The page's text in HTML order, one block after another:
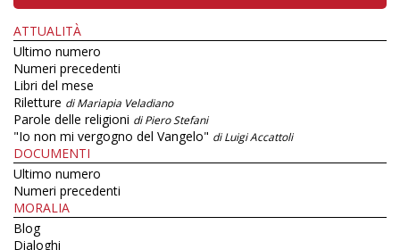
ATTUALITÀ
Ultimo numero
Numeri precedenti
Libri del mese
Riletture di Mariapia Veladiano
Parole delle religioni di Piero Stefani
"Io non mi vergogno del Vangelo" di Luigi Accattoli
DOCUMENTI
Ultimo numero
Numeri precedenti
MORALIA
Blog
Dialoghi